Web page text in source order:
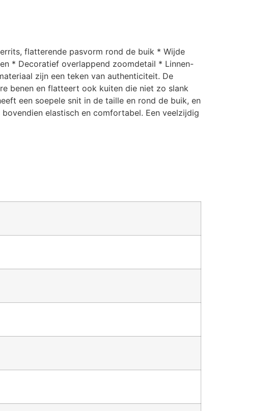
flatterende pasvorm rond de buik * Wijde
* Decoratief overlappend zoomdetail * Linnen-
zijn een teken van authenticiteit. De
benen en flatteert ook kuiten die niet zo slank
een soepele snit in de taille en rond de buik, en
elastisch en comfortabel. Een veelzijdig